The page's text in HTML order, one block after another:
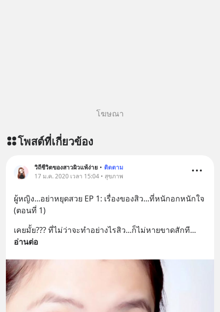
โฆษณา
โพสต์ที่เกี่ยวข้อง
วิถีชีวิตของสาวผิวแพ้ง่าย • ติดตาม
17 ม.ค. 2020 เวลา 15:04 • สุขภาพ
ผู้หญิง...อย่าหยุดสวย EP 1: เรื่องของสิว...ที่หนักอกหนักใจ
(ตอนที่ 1)
เคยมั้ย??? ที่ไม่ว่าจะทำอย่างไรสิว...ก็ไม่หายขาดสักที
อ่านต่อ